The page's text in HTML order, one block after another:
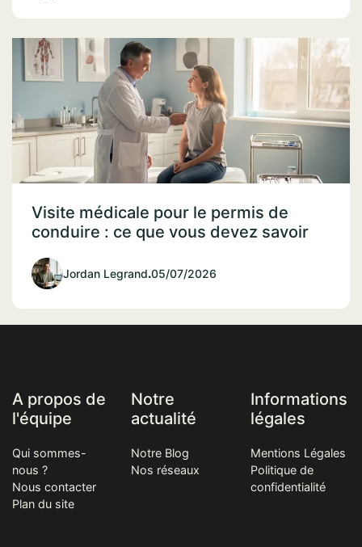
Visite médicale pour le permis de
conduire : ce que vous devez savoir
Jordan Legrand.05/07/2026
A propos de
l'équipe
Qui sommes-
nous ?
Nous contacter
Plan du site
Notre
actualité
Notre Blog
Nos réseaux
Informations
légales
Mentions Légales
Politique de
confidentialité